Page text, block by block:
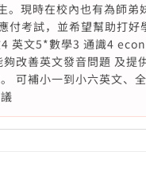
。現時在校內也有為師
付考試，並希望幫助打
英文5*數學3 通識4
改善英文發音問題 及
可補小一到小六英文、